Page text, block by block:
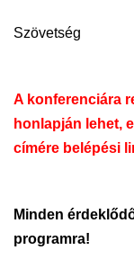
Kollégiumi
Szövetség
A konferenciára
honlapján lehet,
címére belépési
Minden
programra!